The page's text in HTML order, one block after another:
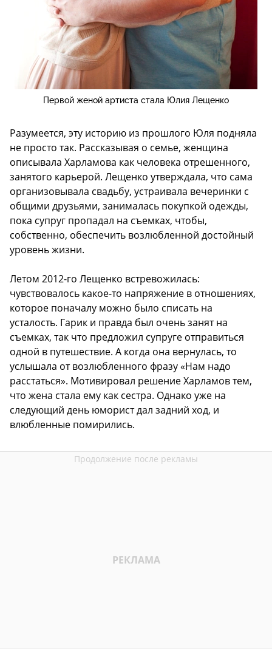
Первой женой артиста стала Юлия Лещенко
Разумеется, эту историю из прошлого Юля подняла
не просто так. Рассказывая о семье, женщина
описывала Харламова как человека отрешенного,
занятого карьерой. Лещенко утверждала, что сама
организовывала свадьбу, устраивала вечеринки с
общими друзьями, занималась покупкой одежды,
пока супруг пропадал на съемках, чтобы,
собственно, обеспечить возлюбленной достойный
уровень жизни.
Летом 2012-го Лещенко встревожилась:
чувствовалось какое-то напряжение в отношениях,
которое поначалу можно было списать на
усталость. Гарик и правда был очень занят на
съемках, так что предложил супруге отправиться
одной в путешествие. А когда она вернулась, то
услышала от возлюбленного фразу «Нам надо
расстаться». Мотивировал решение Харламов тем,
что жена стала ему как сестра. Однако уже на
следующий день юморист дал задний ход, и
влюбленные помирились.